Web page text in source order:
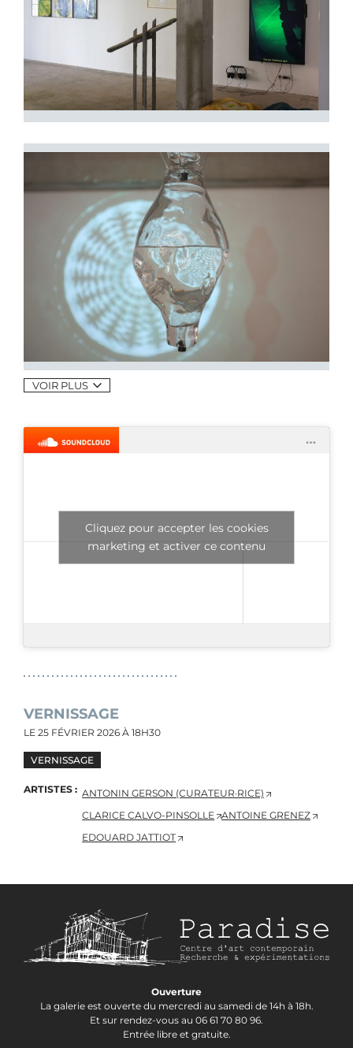
VOIR PLUS
Cliquez pour accepter les cookies
marketing et activer ce contenu
VERNISSAGE
LE 25 FÉVRIER 2026 À 18H30
VERNISSAGE
ARTISTES
ANTONIN GERSON (CURATEUR·RICE)
CLARICE CALVO-PINSOLLE
ANTOINE GRENEZ
EDOUARD JATTIOT
Ouverture
La galerie est ouverte du mercredi au samedi de 14h à 18h.
Et sur rendez-vous au 06 61 70 80 96.
Entrée libre et gratuite.